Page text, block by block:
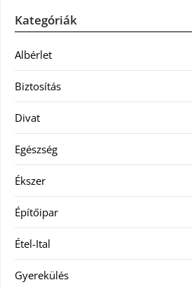
Kategóriák
Albérlet
Biztosítás
Divat
Egészség
Ékszer
Építőipar
Étel-Ital
Gyerekülés